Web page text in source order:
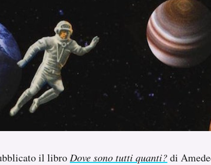
il libro Dove sono tutti quanti?di